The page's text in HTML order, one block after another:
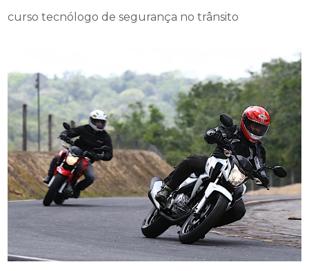
curso tecnólogo de segurança no trânsito